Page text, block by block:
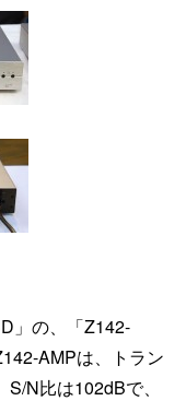
」の、「Z142-
AMPは、トラン
N比は102dBで、